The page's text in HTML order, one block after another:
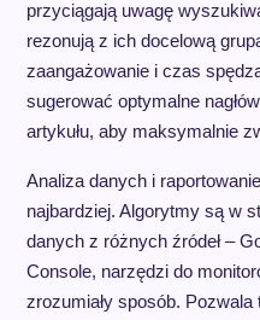
przyciągają uwagę
rezonują z ich docelową
zaangażowanie i czas
sugerować optymalne
artykułu, aby maksymalnie
Analiza danych i
najbardziej. Algorytmy są w
danych z różnych źródeł –
Console, narzędzi do
zrozumiały sposób.